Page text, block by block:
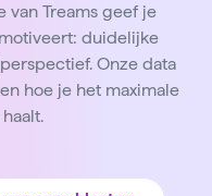
Treams geef je
duidelijke
Onze data
hoe je het maximale